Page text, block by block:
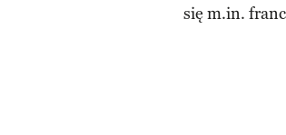
się m.in.